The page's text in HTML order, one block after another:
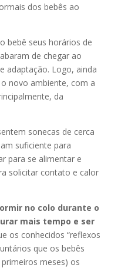
dos bebês ao
bebê seus horários de
de chegar ao
adaptação. Logo, ainda
novo ambiente, com a
da
sonecas de cerca
suficiente para
para se alimentar e
solicitar contato e calor
no colo durante o
mais tempo e ser
os conhecidos “reflexos
que os bebês
meses) os